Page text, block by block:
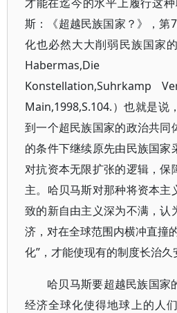
斯：《超越民族国家？》，第
化也必然大大削弱民族国家
Habermas,Die
Konstellation,Suhrkamp
Main,1998,S.104.）也就是说
到一个超民族国家的政治共同
的条件下继续原先由民族国家
对抗资本无限扩张的逻辑，保
主。哈贝马斯对那种将资本主
致的新自由主义深为不满，认
济，对在全球范围内横冲直撞
化”，才能使现有的制度长治
哈贝马斯要超越民族国家
经济全球化使得地球上的人